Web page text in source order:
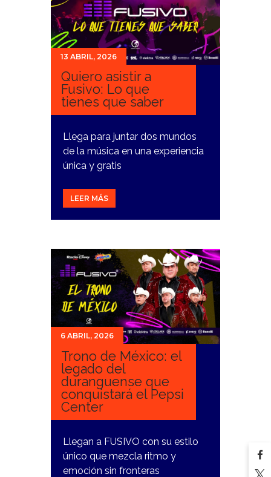
13 ABRIL, 2026
Quiero asistir a
Fusivo: Lo que
tienes que saber
Llega para juntar dos mundos
de la música en una experiencia
única y gratis
LEER MÁS
6 ABRIL, 2026
Trono de México: el
legado del
duranguense que
conquistará el Pepsi
Center
Llegan a FUSIVO con su estilo
único que mezcla ritmo y
emoción sin fronteras